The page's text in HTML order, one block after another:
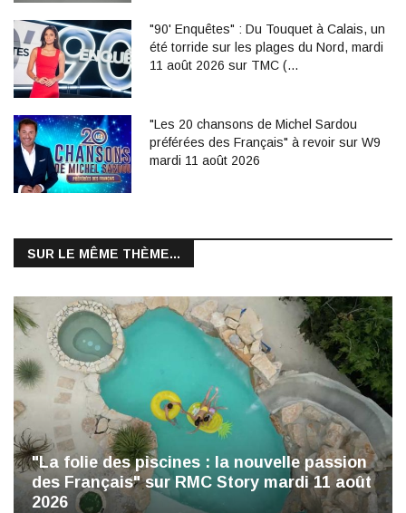
"90' Enquêtes" : Du Touquet à Calais, un
été torride sur les plages du Nord, mardi
11 août 2026 sur TMC (…
"Les 20 chansons de Michel Sardou
préférées des Français" à revoir sur W9
mardi 11 août 2026
SUR LE MÊME THÈME...
"La folie des piscines : la nouvelle passion
des Français" sur RMC Story mardi 11 août
2026